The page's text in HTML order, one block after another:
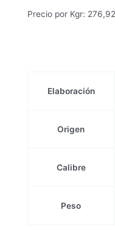
Precio por Kgr:
Elaboración
Origen
Calibre
Peso